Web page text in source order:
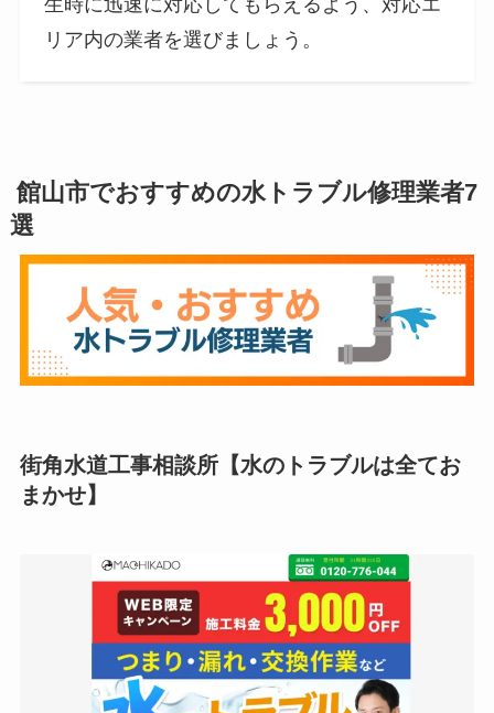
リア内の業者を選びましょう。
館山市でおすすめの水トラブル修理業者7
選
街角水道工事相談所【水のトラブルは全てお
まかせ】